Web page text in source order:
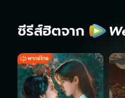
ซีรีส์ฮิตจาก